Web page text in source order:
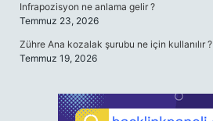
Infrapozisyon ne anlama gelir ?
Temmuz 23, 2026
Zühre Ana kozalak şurubu ne için kullanılır ?
Temmuz 19, 2026